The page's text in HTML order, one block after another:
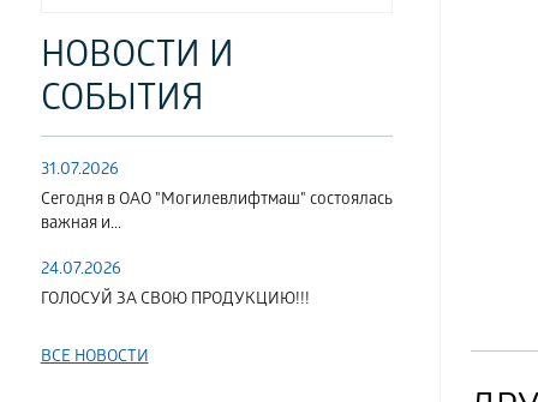
НОВОСТИ И
СОБЫТИЯ
31.07.2026
Сегодня в ОАО "Могилевлифтмаш" состоялась
важная и...
24.07.2026
ГОЛОСУЙ ЗА СВОЮ ПРОДУКЦИЮ!!!
ВСЕ НОВОСТИ